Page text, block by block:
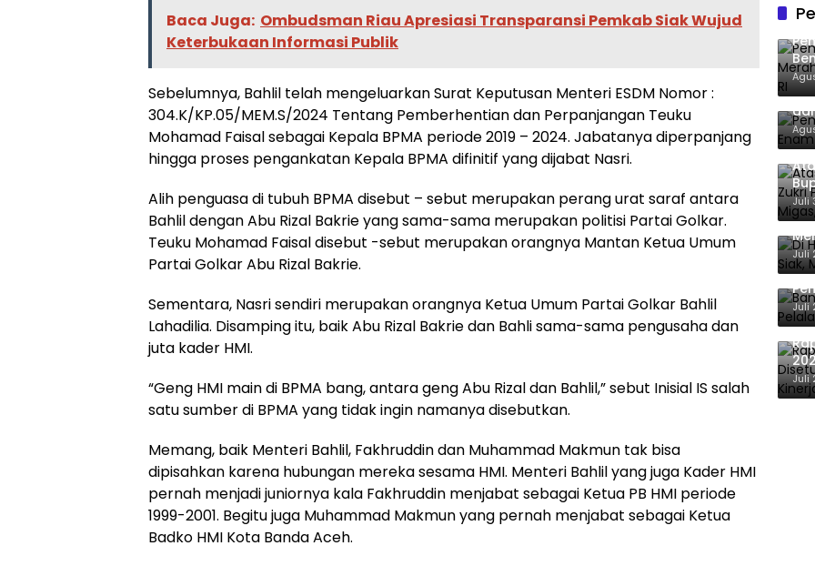
Baca Juga: Ombudsman Riau Apresiasi Transparansi Pemkab Siak Wujud
Keterbukaan Informasi Publik
Sebelumnya, Bahlil telah mengeluarkan Surat Keputusan Menteri ESDM Nomor :
304.K/KP.05/MEM.S/2024 Tentang Pemberhentian dan Perpanjangan Teuku
Mohamad Faisal sebagai Kepala BPMA periode 2019 – 2024. Jabatanya diperpanjang
hingga proses pengankatan Kepala BPMA difinitif yang dijabat Nasri.
Alih penguasa di tubuh BPMA disebut – sebut merupakan perang urat saraf antara
Bahlil dengan Abu Rizal Bakrie yang sama-sama merupakan politisi Partai Golkar.
Teuku Mohamad Faisal disebut -sebut merupakan orangnya Mantan Ketua Umum
Partai Golkar Abu Rizal Bakrie.
Sementara, Nasri sendiri merupakan orangnya Ketua Umum Partai Golkar Bahlil
Lahadilia. Disamping itu, baik Abu Rizal Bakrie dan Bahli sama-sama pengusaha dan
juta kader HMI.
“Geng HMI main di BPMA bang, antara geng Abu Rizal dan Bahlil,” sebut Inisial IS salah
satu sumber di BPMA yang tidak ingin namanya disebutkan.
Memang, baik Menteri Bahlil, Fakhruddin dan Muhammad Makmun tak bisa
dipisahkan karena hubungan mereka sesama HMI. Menteri Bahlil yang juga Kader HMI
pernah menjadi juniornya kala Fakhruddin menjabat sebagai Ketua PB HMI periode
1999-2001. Begitu juga Muhammad Makmun yang pernah menjabat sebagai Ketua
Badko HMI Kota Banda Aceh.
Juli
Di
Juli
Juli
Juli